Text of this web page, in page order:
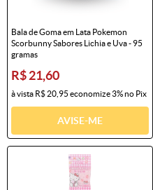
Bala de Goma em Lata Pokemon
Scorbunny Sabores Lichia e Uva - 95
gramas
R$ 21,60
à vista R$ 20,95 economize3%no Pix
AVISE-ME